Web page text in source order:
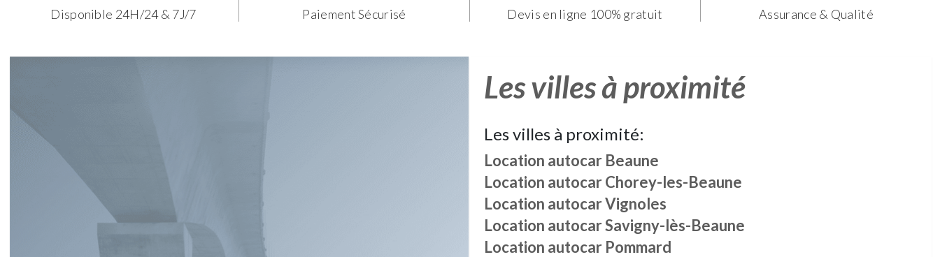
Disponible 24H/24 & 7J/7 Paiement Sécurisé Devis en ligne 100% gratuit Assurance & Qualité
Les villes à proximité
Les villes à proximité:
Location autocar Beaune
Location autocarChorey-les-Beaune
Location autocarVignoles
Location autocarSavigny-lès-Beaune
Location autocar Pommard